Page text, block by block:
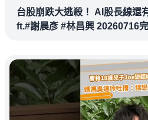
台股崩跌大逃殺！ AI股長線還
ft.#謝晨彥 #林昌興 20260716